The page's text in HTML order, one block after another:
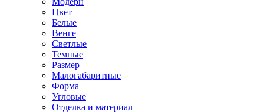
Цвет
Белые
Венге
Светлые
Темные
Размер
Малогабаритные
Форма
Угловые
Отделка и материал